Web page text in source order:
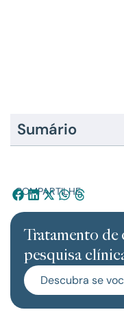
Sumário
COMPARTILHE:
Tratamento de
pesquisa
Descubra se